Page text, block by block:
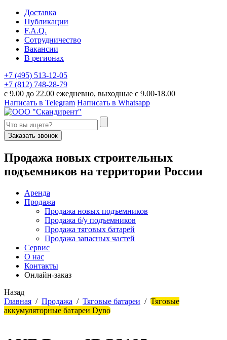
Доставка
Публикации
F.A.Q.
Сотрудничество
Вакансии
В регионах
+7 (495) 513-12-05
+7 (812) 748-28-79
с 9.00 до 22.00 ежедневно, выходные с 9.00-18.00
Написать в Telegram Написать в Whatsapp
Заказать звонок
Продажа новых строительных
подъемников на территории России
Аренда
Продажа
Продажа новых подъемников
Продажа б/у подъемников
Продажа тяговых батарей
Продажа запасных частей
Сервис
О нас
Контакты
Онлайн-заказ
Назад
Главная / Продажа / Тяговые батареи / Тяговые
аккумуляторные батареи Dyno